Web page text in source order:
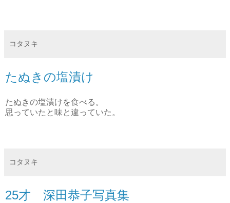
コタヌキ
たぬきの塩漬け
たぬきの塩漬けを食べる。
思っていたと味と違っていた。
コタヌキ
25才 深田恭子写真集